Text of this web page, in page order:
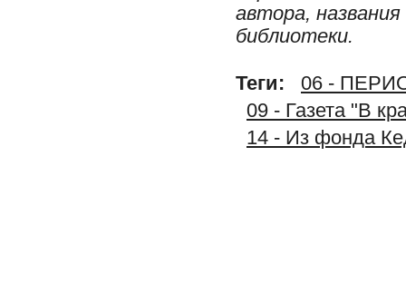
автора,
библиотеки.
Теги:
06 -
09 - Газета "В
14 - Из фонда